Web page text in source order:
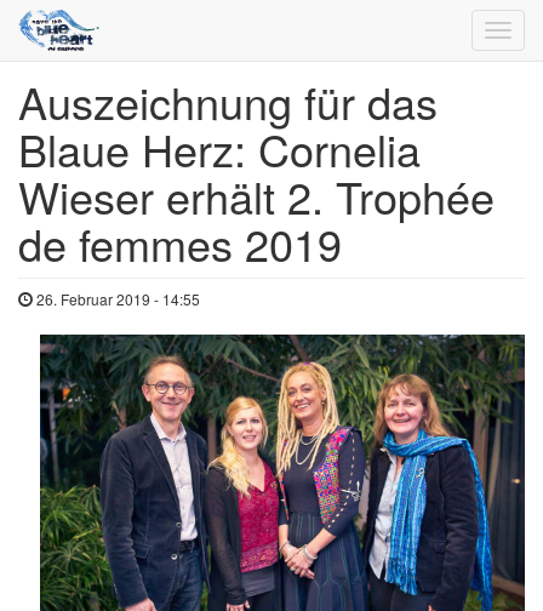
Direkt
zum
Inhalt
Auszeichnung für das
Blaue Herz: Cornelia
Wieser erhält 2. Trophée
de femmes 2019
26. Februar 2019 - 14:55